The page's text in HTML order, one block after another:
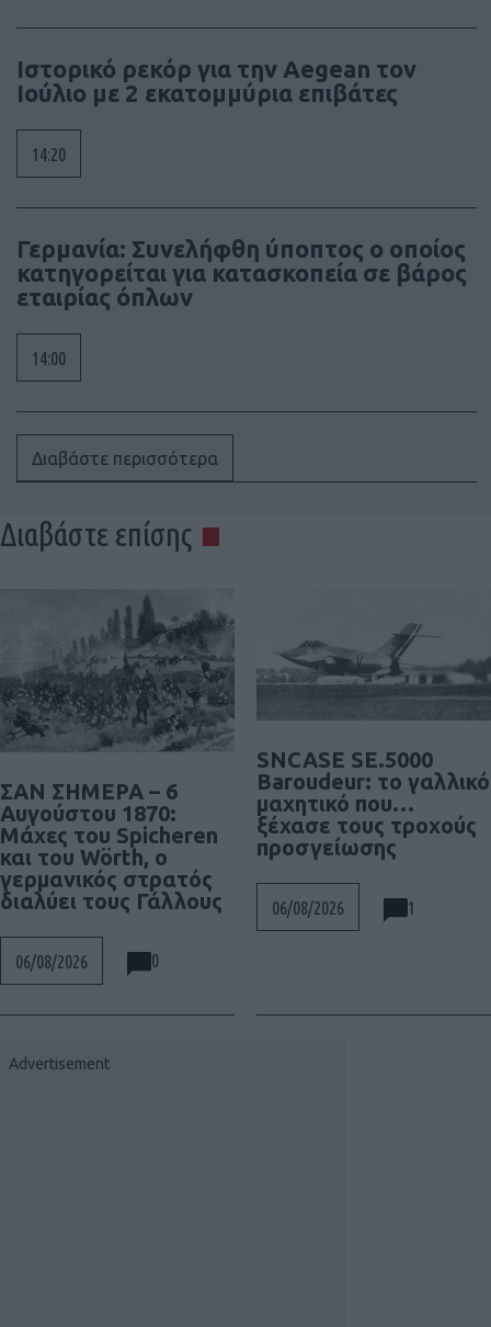
Ιστορικό ρεκόρ για την Aegean τον
Ιούλιο με 2 εκατομμύρια επιβάτες
14:20
Γερμανία: Συνελήφθη ύποπτος ο οποίος
κατηγορείται για κατασκοπεία σε βάρος
εταιρίας όπλων
14:00
Διαβάστε περισσότερα
Διαβάστε επίσης
ΣΑΝ ΣΗΜΕΡΑ – 6
Αυγούστου 1870:
Μάχες του Spicheren
και του Wörth, ο
γερμανικός στρατός
διαλύει τους Γάλλους
06/08/2026 0
SNCASE SE.5000
Baroudeur: το γαλλικό
μαχητικό που…
ξέχασε τους τροχούς
προσγείωσης
06/08/2026 1